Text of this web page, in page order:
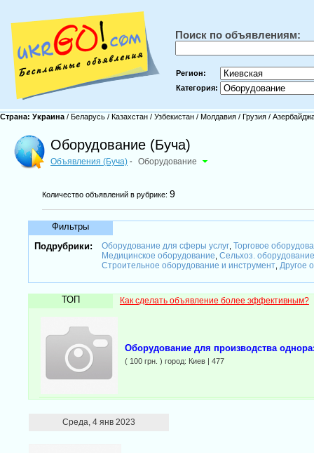
Поиск по объявлениям:
Регион:
Категория:
Страна: Украина / Беларусь / Казахстан / Узбекистан / Молдавия / Грузия /
Оборудование (Буча)
Объявления (Буча) - Оборудование
Количество объявлений в рубрике: 9
Фильтры
Подрубрики:
Оборудование для сферы услуг, Торговое
Медицинское оборудование Сельхоз.
Строительное оборудование и инструмент, Другое
ТОП Как сделать объявление более эффективным?
Оборудование для производства
( 100 грн. ) город: Киев | 477
Среда, 4 янв 2023